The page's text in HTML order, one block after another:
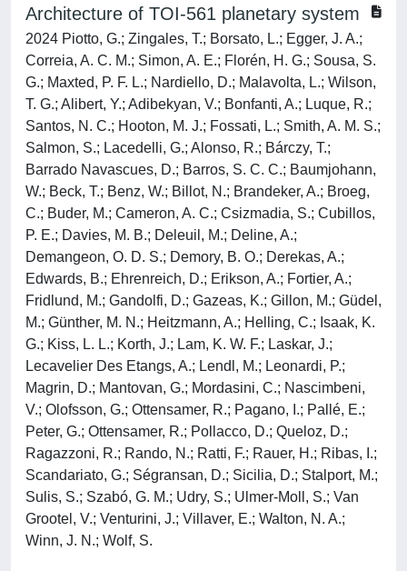
Architecture of TOI-561 planetary system
2024 Piotto, G.; Zingales, T.; Borsato, L.; Egger, J. A.;
Correia, A. C. M.; Simon, A. E.; Florén, H. G.; Sousa, S.
G.; Maxted, P. F. L.; Nardiello, D.; Malavolta, L.; Wilson,
T. G.; Alibert, Y.; Adibekyan, V.; Bonfanti, A.; Luque, R.;
Santos, N. C.; Hooton, M. J.; Fossati, L.; Smith, A. M. S.;
Salmon, S.; Lacedelli, G.; Alonso, R.; Bárczy, T.;
Barrado Navascues, D.; Barros, S. C. C.; Baumjohann,
W.; Beck, T.; Benz, W.; Billot, N.; Brandeker, A.; Broeg,
C.; Buder, M.; Cameron, A. C.; Csizmadia, S.; Cubillos,
P. E.; Davies, M. B.; Deleuil, M.; Deline, A.;
Demangeon, O. D. S.; Demory, B. O.; Derekas, A.;
Edwards, B.; Ehrenreich, D.; Erikson, A.; Fortier, A.;
Fridlund, M.; Gandolfi, D.; Gazeas, K.; Gillon, M.; Güdel,
M.; Günther, M. N.; Heitzmann, A.; Helling, C.; Isaak, K.
G.; Kiss, L. L.; Korth, J.; Lam, K. W. F.; Laskar, J.;
Lecavelier Des Etangs, A.; Lendl, M.; Leonardi, P.;
Magrin, D.; Mantovan, G.; Mordasini, C.; Nascimbeni,
V.; Olofsson, G.; Ottensamer, R.; Pagano, I.; Pallé, E.;
Peter, G.; Ottensamer, R.; Pollacco, D.; Queloz, D.;
Ragazzoni, R.; Rando, N.; Ratti, F.; Rauer, H.; Ribas, I.;
Scandariato, G.; Ségransan, D.; Sicilia, D.; Stalport, M.;
Sulis, S.; Szabó, G. M.; Udry, S.; Ulmer-Moll, S.; Van
Grootel, V.; Venturini, J.; Villaver, E.; Walton, N. A.;
Winn, J. N.; Wolf, S.